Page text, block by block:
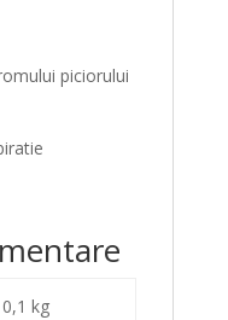
piciorului
0,1 kg